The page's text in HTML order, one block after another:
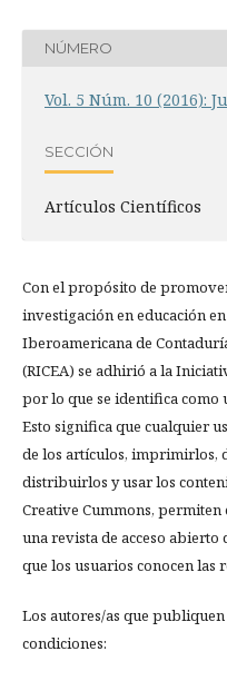
NÚMERO
Vol. 5 Núm. 10 (2016):
SECCIÓN
Artículos Científicos
Con el propósito de
investigación en educación
Iberoamericana de
(RICEA) se adhirió a la
por lo que se identifica como
Esto significa que cualquier
de los artículos, imprimirlos,
distribuirlos y usar los
Creative Cummons, permiten
una revista de acceso
que los usuarios conocen las
Los autores/as que
condiciones: